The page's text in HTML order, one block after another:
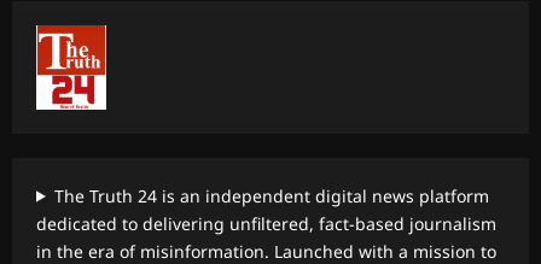
The Truth 24 is an independent digital news platform
dedicated to delivering unfiltered, fact-based journalism
in the era of misinformation. Launched with a mission to